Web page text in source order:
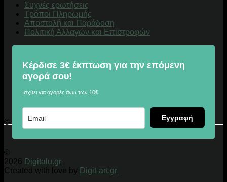
Συχνές ερωτήσεις
Τρόποι Πληρωμής
Αποστολή και Παράδοση
Πολιτική Αλλαγών και Επιστροφών
Κέρδισε 3€ έκπτωση για την επόμενη
αγορά σου!
Ισχύει για αγορές άνω των 10€
Εγγραφή
© 2026 Digitalu.gr
©
2026 Digitalu.gr
Created with love by Digit-art.gr